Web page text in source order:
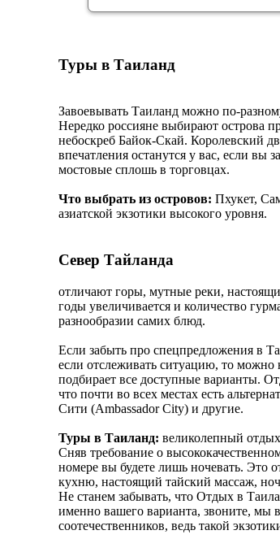
Туры в Таиланд
Завоевывать Таиланд можно по-
Нередко россияне выбирают острова
небоскреб Байок-Скай. Королевский
впечатления останутся у вас, если вы
мостовые сплошь в торговцах.
Что выбрать из островов: Пхукет,
азиатской экзотики высокого уровня.
Север Тайланда
отличают горы, мутные реки,
годы увеличивается и количество
разнообразии самих блюд.
Если забыть про спецпредложения в
если отслеживать ситуацию, то
подбирает все доступные варианты.
что почти во всех местах есть
Сити (Ambassador City) и другие.
Туры в Таиланд: великолепный
Сняв требование о
номере вы будете лишь ночевать. Это
кухню, настоящий тайский массаж,
Не станем забывать, что Отдых в
именно вашего варианта, звоните, мы
соотечественников, ведь такой